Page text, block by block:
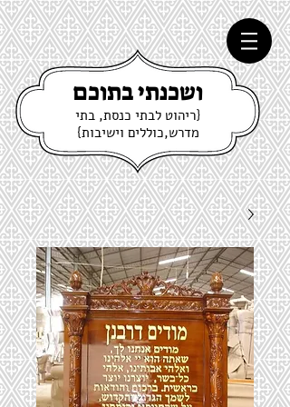
ושכנתי בתוכם
{ריהוט לבתי כנסת, בתי
מדרש,כוללים וישיבות}